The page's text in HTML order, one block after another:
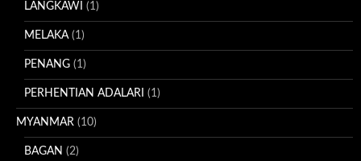
LANGKAWI (1)
MELAKA(1)
PENANG (1)
PERHENTIAN ADALARI (1)
MYANMAR (10)
BAGAN (2)